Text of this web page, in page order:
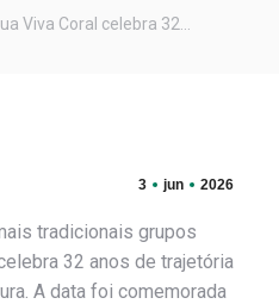
Viva Coral celebra 32…
3 jun 2026
tradicionais grupos
32 anos de trajetória
A data foi comemorada